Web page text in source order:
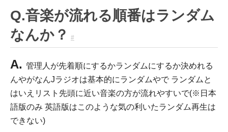
Q.音楽が流れる順番はランダム
なんか？
#
A. 管理人が先着順にするかランダムにするか決めれる
んやがなんJラジオは基本的にランダムやで ランダムと
はいえリスト先頭に近い音楽の方が流れやすいで(※日本
語版のみ 英語版はこのような気の利いたランダム再生は
できない)